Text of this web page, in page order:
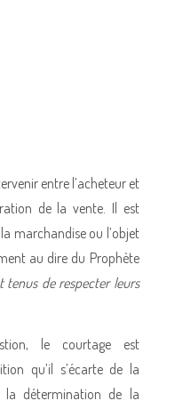
entre l’acheteur et
de la vente. Il est
marchandise ou l’objet
au dire du Prophète
tenus de respecter leurs
le courtage est
qu’il s’écarte de la
la détermination de la